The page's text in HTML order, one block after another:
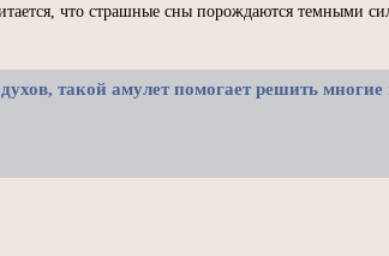
что страшные сны порождаются темными
такой амулет помогает решить